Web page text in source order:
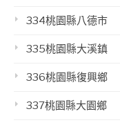
334桃園縣八德市
335桃園縣大溪鎮
336桃園縣復興鄉
337桃園縣大園鄉